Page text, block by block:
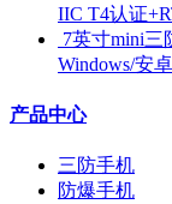
IIC T4认证
7英寸mini
Windows/安
产品中心
三防手机
防爆手机